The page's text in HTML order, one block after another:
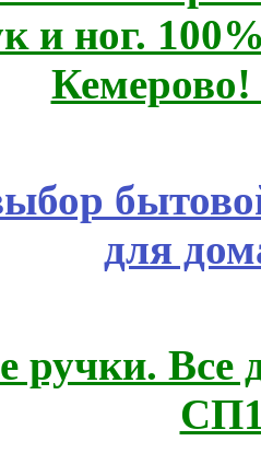
и ног.
для
Все